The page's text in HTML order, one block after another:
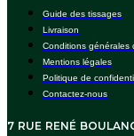
Guide des tissages
Livraison
Conditions générales
Mentions légales
Politique de
Contactez-nous
7 RUE RENÉ